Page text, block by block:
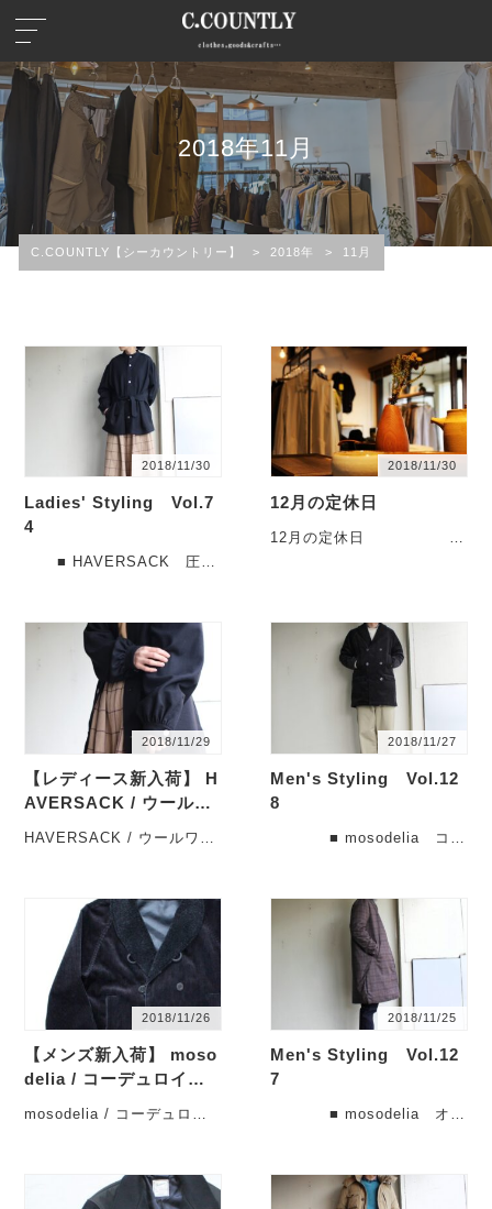
2018年11月
C.COUNTLY【シーカウントリー】 > 2018年 > 11月
2018/11/30
Ladies' Styling Vol.7
4
■ HAVERSACK 圧縮
ズ：・・・
2018/11/30
12月の定休日
12月の定休日 12
2018/11/29
【レディース新入荷】 H
AVERSACK / ウールワ
HAVERSACK / ウールワー
ざ・・・
2018/11/27
Men's Styling Vol.12
8
■ mosodelia コー
2018/11/26
【メンズ新入荷】 moso
delia / コーデュロイコ
mosodelia / コーデュロイ
2018/11/25
Men's Styling Vol.12
7
■ mosodelia オー